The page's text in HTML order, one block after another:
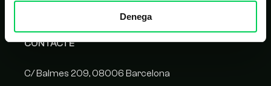
Denega
CONTACTE
C/ Balmes 209, 08006 Barcelona